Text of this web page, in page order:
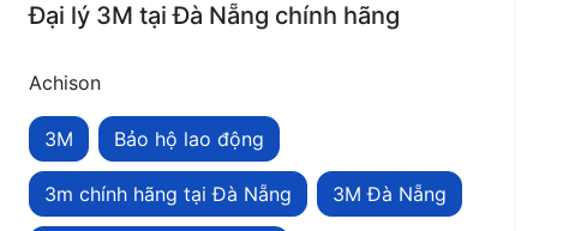
Đại lý 3M tại Đà Nẵng chính hãng
Achison
3M Bảo hộ lao động
3m chính hãng tại Đà Nẵng 3M Đà Nẵng